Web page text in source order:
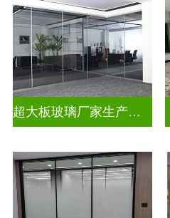
超大板玻璃厂家生产安装